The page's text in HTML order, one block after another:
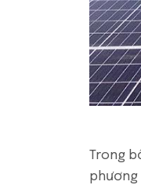
Trong
phương